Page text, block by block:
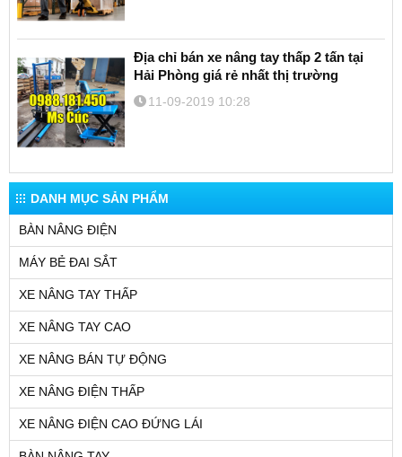
DANH MỤC SẢN PHẨM
BÀN NÂNG ĐIỆN
MÁY BẺ ĐAI SẮT
XE NÂNG TAY THẤP
XE NÂNG TAY CAO
XE NÂNG BÁN TỰ ĐỘNG
XE NÂNG ĐIỆN THẤP
XE NÂNG ĐIỆN CAO ĐỨNG LÁI
Địa chỉ bán xe nâng tay thấp 2 tấn tại
Hải Phòng giá rẻ nhất thị trường
11-09-2019 10:28